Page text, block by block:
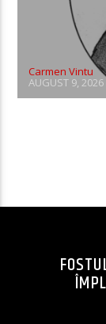
Carmen Vintu
AUGUST 9, 2026